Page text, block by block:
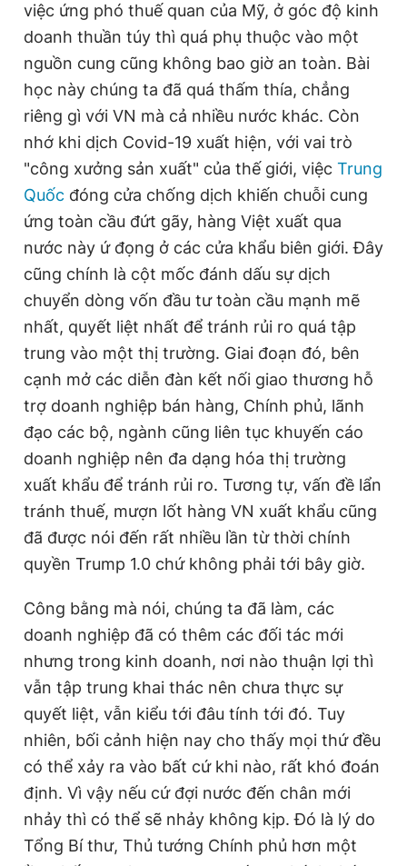
Giấy phép xuất bản số 110/GP - BTTTT cấp ngày 24.3.2020
© 2003-2026 Bản quyền thuộc về Báo Thanh Niên. Cấm sao
chép dưới mọi hình thức nếu không có sự chấp thuận bằng văn
bản. Phát triển bởi ePi Technologies, JSC.
việc ứng phó thuế quan của Mỹ, ở góc độ kinh
doanh thuần túy thì quá phụ thuộc vào một
nguồn cung cũng không bao giờ an toàn. Bài
học này chúng ta đã quá thấm thía, chẳng
riêng gì với VN mà cả nhiều nước khác. Còn
nhớ khi dịch Covid-19 xuất hiện, với vai trò
"công xưởng sản xuất" của thế giới, việc Trung
Quốc đóng cửa chống dịch khiến chuỗi cung
ứng toàn cầu đứt gãy, hàng Việt xuất qua
nước này ứ đọng ở các cửa khẩu biên giới. Đây
cũng chính là cột mốc đánh dấu sự dịch
chuyển dòng vốn đầu tư toàn cầu mạnh mẽ
nhất, quyết liệt nhất để tránh rủi ro quá tập
trung vào một thị trường. Giai đoạn đó, bên
cạnh mở các diễn đàn kết nối giao thương hỗ
trợ doanh nghiệp bán hàng, Chính phủ, lãnh
đạo các bộ, ngành cũng liên tục khuyến cáo
doanh nghiệp nên đa dạng hóa thị trường
xuất khẩu để tránh rủi ro. Tương tự, vấn đề lẩn
tránh thuế, mượn lốt hàng VN xuất khẩu cũng
đã được nói đến rất nhiều lần từ thời chính
quyền Trump 1.0 chứ không phải tới bây giờ.
Công bằng mà nói, chúng ta đã làm, các
doanh nghiệp đã có thêm các đối tác mới
nhưng trong kinh doanh, nơi nào thuận lợi thì
vẫn tập trung khai thác nên chưa thực sự
quyết liệt, vẫn kiểu tới đâu tính tới đó. Tuy
nhiên, bối cảnh hiện nay cho thấy mọi thứ đều
có thể xảy ra vào bất cứ khi nào, rất khó đoán
định. Vì vậy nếu cứ đợi nước đến chân mới
nhảy thì có thể sẽ nhảy không kịp. Đó là lý do
Tổng Bí thư, Thủ tướng Chính phủ hơn một